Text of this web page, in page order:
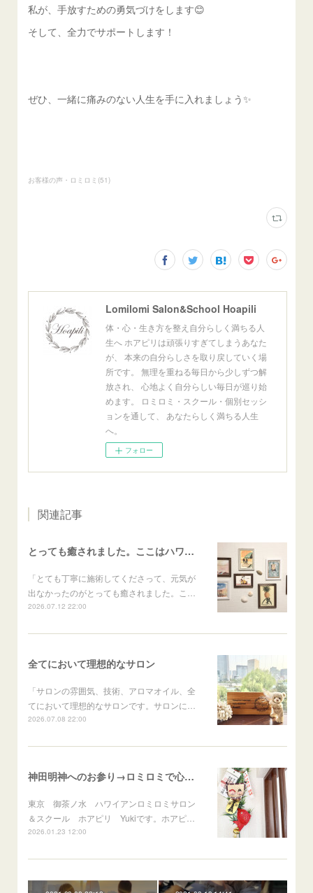
私が、手放すための勇気づけをします😊
そして、全力でサポートします！
ぜひ、一緒に痛みのない人生を手に入れましょう✨
お客様の声・ロミロミ (51)
Lomilomi Salon&School Hoapili
体・心・生き方を整え自分らしく満ちる人
生へ ホアピリは頑張りすぎてしまうあなた
が、 本来の自分らしさを取り戻していく場
所です。 無理を重ねる毎日から少しずつ解
放され、 心地よく自分らしい毎日が巡り始
めます。 ロミロミ・スクール・個別セッシ
ョンを通して、 あなたらしく満ちる人生
へ。
フォロー
関連記事
とっても癒されました。ここはハワイかな？と思いました
「とても丁寧に施術してくださって、元気が
出なかったのがとっても癒されました。こ…
2026.07.12 22:00
全てにおいて理想的なサロン
「サロンの雰囲気、技術、アロマオイル、全
てにおいて理想的なサロンです。サロンに…
2026.07.08 22:00
神田明神へのお参り→ロミロミで心身のメンテナンス
東京 御茶ノ水 ハワイアンロミロミサロン
＆スクール ホアピリ Yukiです。ホアピ…
2026.01.23 12:00